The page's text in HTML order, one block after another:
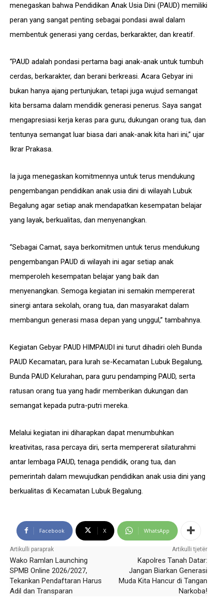
menegaskan bahwa Pendidikan Anak Usia Dini (PAUD) memiliki
peran yang sangat penting sebagai pondasi awal dalam
membentuk generasi yang cerdas, berkarakter, dan kreatif.
“PAUD adalah pondasi pertama bagi anak-anak untuk tumbuh
cerdas, berkarakter, dan berani berkreasi. Acara Gebyar ini
bukan hanya ajang pertunjukan, tetapi juga wujud semangat
kita bersama dalam mendidik generasi penerus. Saya sangat
mengapresiasi kerja keras para guru, dukungan orang tua, dan
tentunya semangat luar biasa dari anak-anak kita hari ini,” ujar
Ikrar Prakasa.
Ia juga menegaskan komitmennya untuk terus mendukung
pengembangan pendidikan anak usia dini di wilayah Lubuk
Begalung agar setiap anak mendapatkan kesempatan belajar
yang layak, berkualitas, dan menyenangkan.
“Sebagai Camat, saya berkomitmen untuk terus mendukung
pengembangan PAUD di wilayah ini agar setiap anak
memperoleh kesempatan belajar yang baik dan
menyenangkan. Semoga kegiatan ini semakin mempererat
sinergi antara sekolah, orang tua, dan masyarakat dalam
membangun generasi masa depan yang unggul,” tambahnya.
Kegiatan Gebyar PAUD HIMPAUDI ini turut dihadiri oleh Bunda
PAUD Kecamatan, para lurah se-Kecamatan Lubuk Begalung,
Bunda PAUD Kelurahan, para guru pendamping PAUD, serta
ratusan orang tua yang hadir memberikan dukungan dan
semangat kepada putra-putri mereka.
Melalui kegiatan ini diharapkan dapat menumbuhkan
kreativitas, rasa percaya diri, serta mempererat silaturahmi
antar lembaga PAUD, tenaga pendidik, orang tua, dan
pemerintah dalam mewujudkan pendidikan anak usia dini yang
berkualitas di Kecamatan Lubuk Begalung.
Facebook X WhatsApp
Artikulli paraprak
Wako Ramlan Launching
SPMB Online 2026/2027,
Tekankan Pendaftaran Harus
Adil dan Transparan
Artikulli tjetër
Kapolres Tanah Datar:
Jangan Biarkan Generasi
Muda Kita Hancur di Tangan
Narkoba!